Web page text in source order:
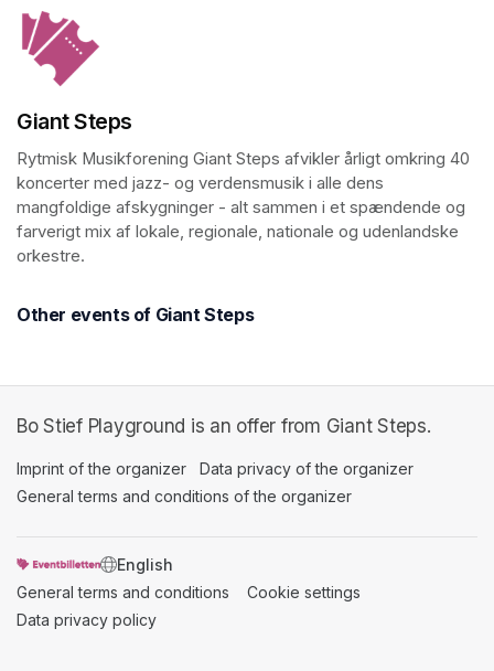
Giant Steps
Rytmisk Musikforening Giant Steps afvikler årligt omkring 40
koncerter med jazz- og verdensmusik i alle dens
mangfoldige afskygninger - alt sammen i et spændende og
farverigt mix af lokale, regionale, nationale og udenlandske
orkestre.
Other events of Giant Steps
Bo Stief Playground is an offer from Giant Steps.
Imprint of the organizer (opens in a new tab)
Data privacy of the organizer
General terms and conditions of the organizer
SWITCH LANGUAGE
General terms and conditions (opens in a new tab)
Cookie settings
Data privacy policy